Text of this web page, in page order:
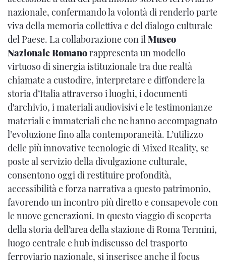
nazionale, confermando la volontà di renderlo parte
viva della memoria collettiva e del dialogo culturale
del Paese. La collaborazione con il Museo
Nazionale Romanorappresenta un modello
virtuoso di sinergia istituzionale tra due realtà
chiamate a custodire, interpretare e diffondere la
storia d’Italia attraverso i luoghi, i documenti
d'archivio, i materiali audiovisivi e le testimonianze
materiali e immateriali che ne hanno accompagnato
l’evoluzione fino alla contemporaneità. L’utilizzo
delle più innovative tecnologie di Mixed Reality, se
poste al servizio della divulgazione culturale,
consentono oggi di restituire profondità,
accessibilità e forza narrativa a questo patrimonio,
favorendo un incontro più diretto e consapevole con
le nuove generazioni. In questo viaggio di scoperta
della storia dell’area della stazione di Roma Termini,
luogo centrale e hub indiscusso del trasporto
ferroviario nazionale, si inserisce anche il focus